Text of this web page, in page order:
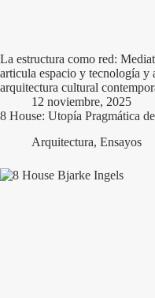
La estructura como red:
articula espacio y tecnología y
arquitectura cultural
12 noviembre, 2025
8 House: Utopía Pragmática
Arquitectura, Ensayos